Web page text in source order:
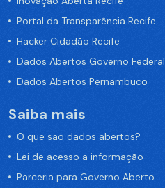
Portal da Transparência Recife
Hacker Cidadão Recife
Dados Abertos Governo Federal
Dados Abertos Pernambuco
Saiba mais
O que são dados abertos?
Lei de acesso a informação
Parceria para Governo Aberto